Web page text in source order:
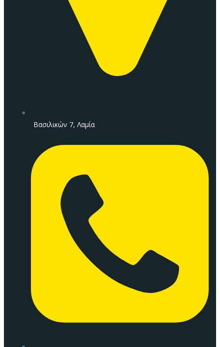
Βασιλικών 7, Λαμία